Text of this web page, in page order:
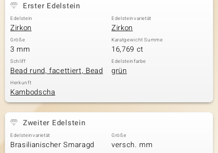
Erster Edelstein
Edelstein
Zirkon
Edelsteinvarietät
Zirkon
Größe
3 mm
Karatgewicht Summe
16,769 ct
Schliff
Bead rund, facettiert, Bead
Edelsteinfarbe
grün
Herkunft
Kambodscha
Zweiter Edelstein
Edelsteinvarietät
Brasilianischer Smaragd
Größe
versch. mm